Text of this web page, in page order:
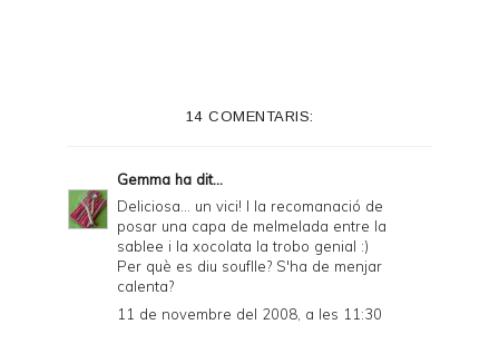
i
e
14 COMENTARIS:
Gemma ha dit...
Deliciosa... un vici! I la recomanació de
posar una capa de melmelada entre la
sablee i la xocolata la trobo genial :)
Per què es diu souflle? S'ha de menjar
calenta?
11 de novembre del 2008, a les 11:30